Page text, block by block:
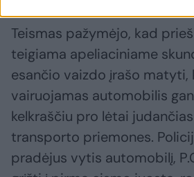
Teismas pažymėjo, kad
teigiama apeliaciniame
esančio vaizdo įrašo matyti,
vairuojamas automobilis
kelkraščiu pro lėtai
transporto priemones.
pradėjus vytis automobilį,